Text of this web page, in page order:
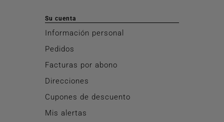
Su cuenta
Información personal
Pedidos
Facturas por abono
Direcciones
Cupones de descuento
Mis alertas